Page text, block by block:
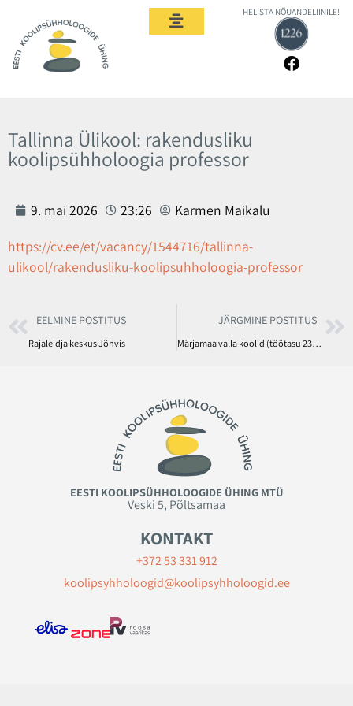
HELISTA NÕUANDELIINILE!
Tallinna Ülikool: rakendusliku
koolipsühholoogia professor
9. mai 2026 23:26
Karmen Maikalu
https://cv.ee/et/vacancy/1544716/tallinna-
ulikool/rakendusliku-koolipsuhholoogia-professor
EELMINE POSTITUS
Rajaleidja keskus Jõhvis
JÄRGMINE POSTITUS
Märjamaa valla koolid (töötasu 2300eur)
EESTI KOOLIPSÜHHOLOOGIDE ÜHING MTÜ
Veski 5, Põltsamaa
KONTAKT
+372 53 331 912
koolipsyhholoogid@koolipsyhholoogid.ee